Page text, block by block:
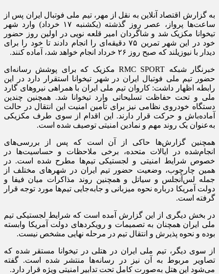
به گزارش اقتصاد آنلاین به نقل از مهر، تیم ملی فوتبال ایران پس از
ساعت‌ها پرواز، عصر روز گذشته (یکشنبه ۱۷ خرداد) وارد شهر
تیخوانا مکزیک شد و شاگردان امیر قلعه نویی در اولین روز حضور
خود در این شهر تمرین ۷۵ دقیقه‌ای را انجام دادند تا خود را برای
دیدار با نیوزیلند که صبح روز ۲۶ خرداد انجام خواهد شد، آماده کنند.
خبرنگار شبکه RMC SPORT مکزیک که برای پوشش رسانه‌ای
حضور تیم ملی فوتبال ایران در شهر تیخوانا استقرار دارد در این
رابطه اظهار داشت: کاروان تیم ملی ایران با همراهی نیرو‌های گارد
ملی و تحت حفاظت تسلیحاتی وارد تیخوانا شد. همچنین چندین
دستگاه خودروی نظامی نیز برای تأمین امنیت این انتقال در حالت
آماده‌باش و حرکت قرار دارند. این اقدام از سوی طرف مکزیکی
به‌عنوان یک روند مهم و نمادین امنیتی توصیف شده است.
همچنین گزارش‌ها حاکی از آن است که پس از بررسی‌های
انجام‌شده در ایالات متحده، برخی ملاحظات و حساسیت‌ها در
خصوص شرایط امنیتی و لجستیکی تیم‌ها مطرح شده است. در
همین چارچوب، وضعیت حضور تیم ایران در شهر‌های مختلف از
جمله لس‌آنجلس و سیاتل و همچنین روند مذاکرات میان فیفا و
دولت آمریکا درباره نحوه میزبانی و جابه‌جایی تیم‌ها مورد توجه قرار
گرفته است.
در بخش دیگری از این گزارش آمده است که شرایط لجستیکی تیم
ملی ایران همچنان به تصمیمات و رویکرد‌های دولت آمریکا وابسته
بوده و نحوه پذیرش و انتقال تیم در مرحله نهایی مشخص نیست.
از سوی دیگر، تیم ملی ایران در هتلی در تیخوانا مستقر شده که
تصاویر مربوط به آن نیز در رسانه‌ها منتشر شده است. گفته
می‌شود این هتل به‌صورت کامل تحت تدابیر امنیتی ویژه قرار دارد.